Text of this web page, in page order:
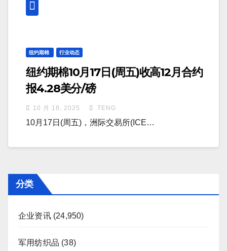
纽约期棉 行业动态
纽约期棉10月17日(周五)收高12月合约
报4.28美分/磅
10 月 18, 2025 TENG
10月17日(周五)，洲际交易所(ICE…
分类
企业资讯(24,950)
军用纺织品 (38)